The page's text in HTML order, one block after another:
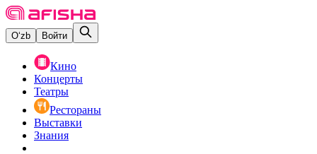
O‘zb Войти
Кино
Концерты
Театры
Рестораны
Выставки
Знания